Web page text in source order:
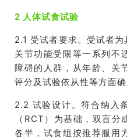
2 人体试食试验
2.1 受试者要求。受试者
关节功能受限等一系列不
障碍的人群，从年龄、关
评分及试验依从性等方面
2.2 试验设计。符合纳入
（ RCT ）为基础，双盲分
各半，试食组按推荐服用